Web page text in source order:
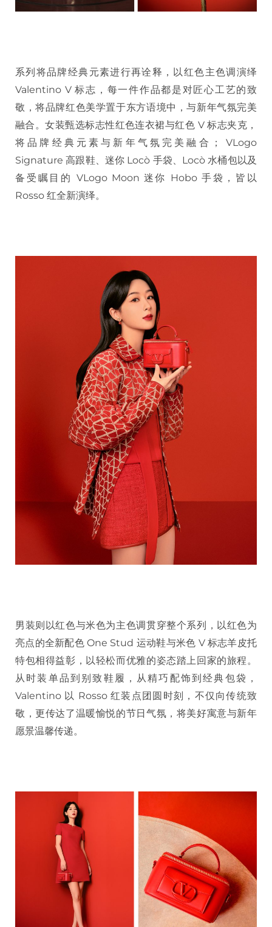
系列将品牌经典元素进行再诠释，以红色主色调演绎
Valentino V 标志，每一件作品都是对匠心工艺的致
敬，将品牌红色美学置于东方语境中，与新年气氛完美
融合。女装甄选标志性红色连衣裙与红色 V 标志夹克，
将品牌经典元素与新年气氛完美融合； VLogo
Signature 高跟鞋、迷你 Locò 手袋、Locò 水桶包以及
备受瞩目的 VLogo Moon 迷你 Hobo 手袋，皆以
Rosso 红全新演绎。
男装则以红色与米色为主色调贯穿整个系列，以红色为
亮点的全新配色 One Stud 运动鞋与米色 V 标志羊皮托
特包相得益彰，以轻松而优雅的姿态踏上回家的旅程。
从时装单品到别致鞋履，从精巧配饰到经典包袋，
Valentino 以 Rosso 红装点团圆时刻，不仅向传统致
敬，更传达了温暖愉悦的节日气氛，将美好寓意与新年
愿景温馨传递。